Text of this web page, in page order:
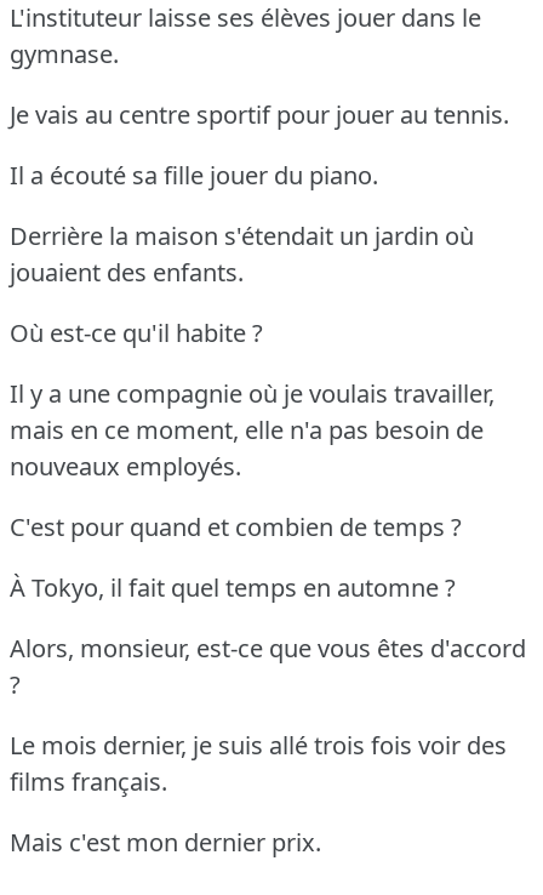
L'instituteur laisse ses élèves jouer dans le
gymnase.
Je vais au centre sportif pour jouer au tennis.
Il a écouté sa fille jouer du piano.
Derrière la maison s'étendait un jardin où
jouaient des enfants.
Où est-ce qu'il habite ?
Il y a une compagnie où je voulais travailler,
mais en ce moment, elle n'a pas besoin de
nouveaux employés.
C'est pour quand et combien de temps ?
À Tokyo, il fait quel temps en automne ?
Alors, monsieur, est-ce que vous êtes d'accord
?
Le mois dernier, je suis allé trois fois voir des
films français.
Mais c'est mon dernier prix.